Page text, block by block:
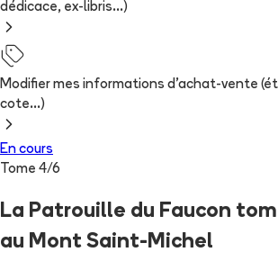
dédicace, ex-libris...)
Modifier mes informations d'achat-vente
cote...)
En cours
Tome 4/6
La Patrouille du Faucon
au Mont Saint-Michel